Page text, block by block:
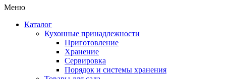
Меню
Каталог
Кухонные принадлежности
Приготовление
Хранение
Сервировка
Порядок и системы хранения